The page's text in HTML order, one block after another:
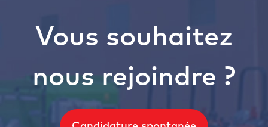
Vous souhaitez
nous rejoindre ?